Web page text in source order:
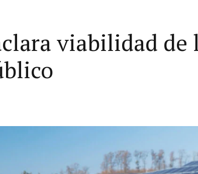
viabilidad de